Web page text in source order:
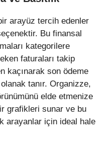
arayüz tercih edenler
Bu finansal
kategorilere
faturaları takip
kaçınarak son ödeme
tanır. Organizze,
elde etmenize
grafikleri sunar ve bu
arayanlar için ideal hale